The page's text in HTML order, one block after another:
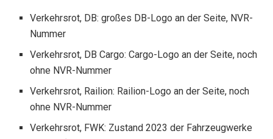
Verkehrsrot, DB: großes DB-Logo an der Seite, NVR-
Nummer
Verkehrsrot, DB Cargo: Cargo-Logo an der Seite, noch
ohne NVR-Nummer
Verkehrsrot, Railion: Railion-Logo an der Seite, noch
ohne NVR-Nummer
Verkehrsrot, FWK: Zustand 2023 der Fahrzeugwerke